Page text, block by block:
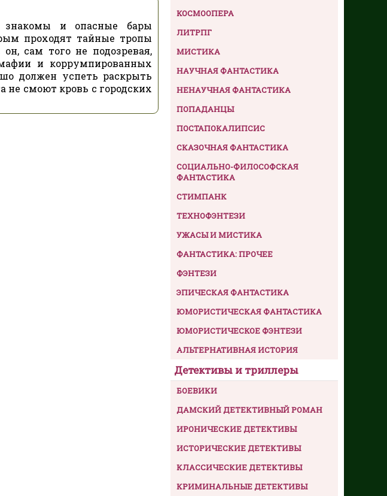
знакомы и опасные бары
проходят тайные тропы
сам того не подозревая,
и коррумпированных
должен успеть раскрыть
не смоют кровь с городских
КОСМООПЕРА
ЛИТРПГ
МИСТИКА
НАУЧНАЯ ФАНТАСТИКА
НЕНАУЧНАЯ ФАНТАСТИКА
ПОПАДАНЦЫ
ПОСТАПОКАЛИПСИС
СКАЗОЧНАЯ ФАНТАСТИКА
СОЦИАЛЬНО-ФИЛОСОФСКАЯ
ФАНТАСТИКА
СТИМПАНК
ТЕХНОФЭНТЕЗИ
УЖАСЫ И МИСТИКА
ФАНТАСТИКА: ПРОЧЕЕ
ФЭНТЕЗИ
ЭПИЧЕСКАЯ ФАНТАСТИКА
ЮМОРИСТИЧЕСКАЯ ФАНТАСТИКА
ЮМОРИСТИЧЕСКОЕ ФЭНТЕЗИ
АЛЬТЕРНАТИВНАЯ ИСТОРИЯ
Детективы и триллеры
БОЕВИКИ
ДАМСКИЙ ДЕТЕКТИВНЫЙ РОМАН
ИРОНИЧЕСКИЕ ДЕТЕКТИВЫ
ИСТОРИЧЕСКИЕ ДЕТЕКТИВЫ
КЛАССИЧЕСКИЕ ДЕТЕКТИВЫ
КРИМИНАЛЬНЫЕ ДЕТЕКТИВЫ